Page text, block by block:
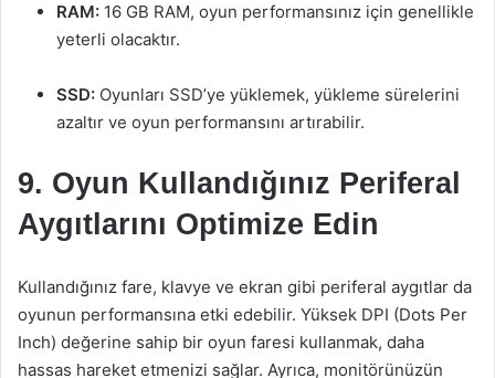
RAM: 16 GB RAM, oyun performansınız için genellikle
yeterli olacaktır.
SSD: Oyunları SSD’ye yüklemek, yükleme sürelerini
azaltır ve oyun performansını artırabilir.
9. Oyun Kullandığınız Periferal
Aygıtlarını Optimize Edin
Kullandığınız fare, klavye ve ekran gibi periferal aygıtlar da
oyunun performansına etki edebilir. Yüksek DPI (Dots Per
Inch) değerine sahip bir oyun faresi kullanmak, daha
hassas hareket etmenizi sağlar. Ayrıca, monitörünüzün